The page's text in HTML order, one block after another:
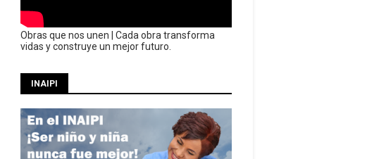
Obras que nos unen | Cada obra transforma
vidas y construye un mejor futuro.
INAIPI